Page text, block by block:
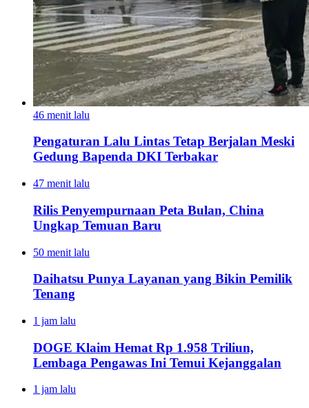
46 menit lalu
Pengaturan Lalu Lintas Tetap Berjalan Meski
Gedung Bapenda DKI Terbakar
47 menit lalu
Rilis Penyempurnaan Peta Bulan, China
Ungkap Temuan Baru
50 menit lalu
Daihatsu Punya Layanan yang Bikin Pemilik
Tenang
1 jam lalu
DOGE Klaim Hemat Rp 1.958 Triliun,
Lembaga Pengawas Ini Temui Kejanggalan
1 jam lalu